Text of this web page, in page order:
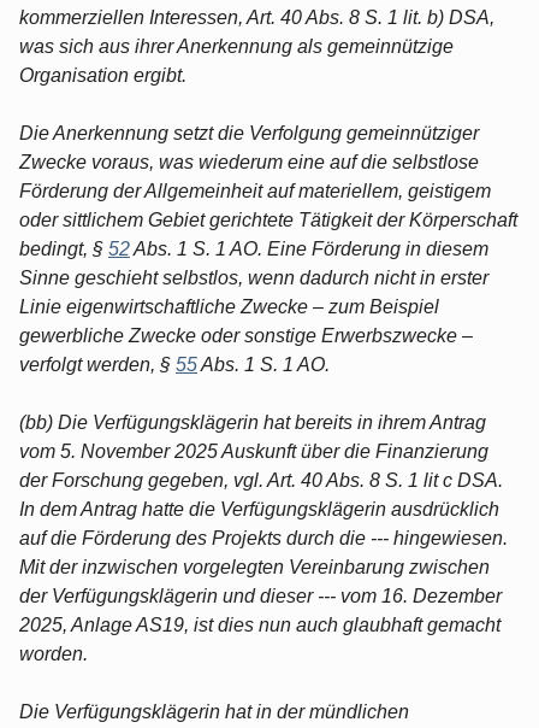
kommerziellen Interessen, Art. 40 Abs. 8 S. 1 lit. b) DSA,
was sich aus ihrer Anerkennung als gemeinnützige
Organisation ergibt.
Die Anerkennung setzt die Verfolgung gemeinnütziger
Zwecke voraus, was wiederum eine auf die selbstlose
Förderung der Allgemeinheit auf materiellem, geistigem
oder sittlichem Gebiet gerichtete Tätigkeit der Körperschaft
bedingt, § 52Abs. 1 S. 1 AO. Eine Förderung in diesem
Sinne geschieht selbstlos, wenn dadurch nicht in erster
Linie eigenwirtschaftliche Zwecke – zum Beispiel
gewerbliche Zwecke oder sonstige Erwerbszwecke –
verfolgt werden, § 55Abs. 1 S. 1 AO.
(bb) Die Verfügungsklägerin hat bereits in ihrem Antrag
vom 5. November 2025 Auskunft über die Finanzierung
der Forschung gegeben, vgl. Art. 40 Abs. 8 S. 1 lit c DSA.
In dem Antrag hatte die Verfügungsklägerin ausdrücklich
auf die Förderung des Projekts durch die --- hingewiesen.
Mit der inzwischen vorgelegten Vereinbarung zwischen
der Verfügungsklägerin und dieser --- vom 16. Dezember
2025, Anlage AS19, ist dies nun auch glaubhaft gemacht
worden.
Die Verfügungsklägerin hat in der mündlichen